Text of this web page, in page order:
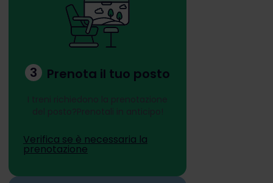
3 Prenota il tuo posto
I treni richiedono la prenotazione
del posto?Prenotali in anticipo!
Verifica se è necessaria la
prenotazione